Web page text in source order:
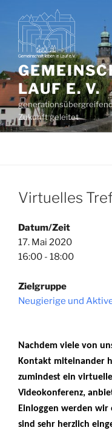
Inhalt
springen
LAUF E. V.
Zukunft geleitet
Virtuelles
Datum/Zeit
17. Mai 2020
16:00 - 18:00
Zielgruppe
Neugierige und
Nachdem viele von
Kontakt miteinander
zumindest ein
Videokonferenz,
Einloggen werden
sind sehr herzlich